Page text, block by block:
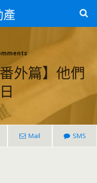
外篇】他們
Mail SMS